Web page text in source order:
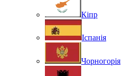
Кіпр
Іспанія
Чорногорія